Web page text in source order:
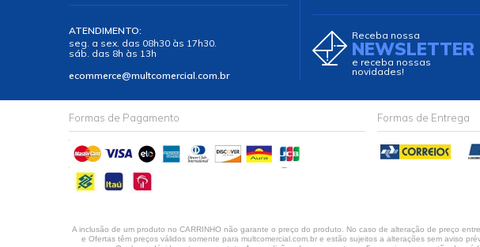
ATENDIMENTO:
seg. a sex. das 08h30 às 17h30.
sáb. das 8h às 13h
ecommerce@multcomercial.com.br
Receba nossa
NEWSLETTER
e receba nossas
novidades!
Formas de Pagamento Formas de Entrega
A inclusão de um produto no CARRINHO não garante o preço do produto. No caso de alteração de preço
e Ofertas têm preços válidos somente para multcomercial.com.br e estão sujeitos a alterações sem aviso